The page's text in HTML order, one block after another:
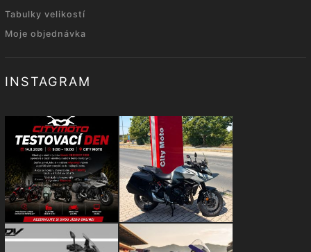
Tabulky velikostí
Moje objednávka
INSTAGRAM